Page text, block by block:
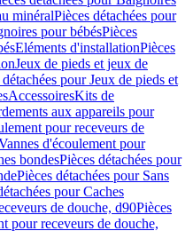
minéralPièces détachées pour
pour bébésPièces
Eléments d'installationPièces
Jeux de pieds et jeux de
détachées pour Jeux de pieds et
AccessoiresKits de
aux appareils pour
pour receveurs de
d'écoulement pour
bondesPièces détachées pour
Pièces détachées pour Sans
pour Caches
de douche, d90Pièces
pour receveurs de douche,